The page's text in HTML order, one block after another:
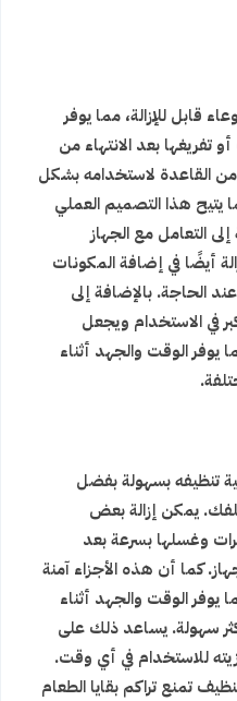
قابل للإزالة، مما يوفر
تفريغها بعد الانتهاء من
القاعدة لاستخدامه بشكل
يتيح هذا التصميم العملي
التعامل مع الجهاز
أيضًا في إضافة المكونات
الحاجة. بالإضافة إلى
في الاستخدام ويجعل
يوفر الوقت والجهد أثناء
تنظيفه بسهولة بفضل
للفك. يمكن إزالة بعض
وغسلها بسرعة بعد
كما أن هذه الأجزاء آمنة
الوقت والجهد أثناء
سهولة. يساعد ذلك على
للاستخدام في أي وقت.
تمنع تراكم بقايا الطعام